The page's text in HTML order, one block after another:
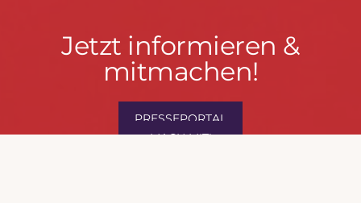
Jetzt
informieren
mitmachen!
Jetzt informieren &
mitmachen!
PRESSEPORTAL
MACH MIT!